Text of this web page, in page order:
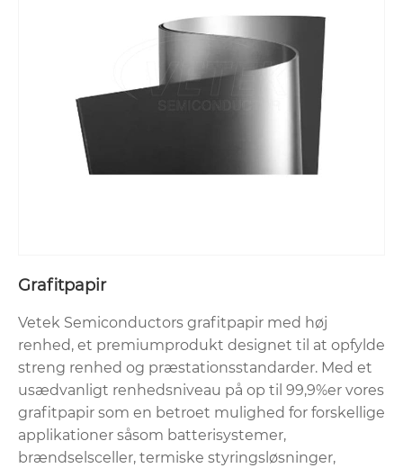
Grafitpapir
Vetek Semiconductors grafitpapir med høj
renhed, et premiumprodukt designet til at opfylde
streng renhed og præstationsstandarder. Med et
usædvanligt renhedsniveau på op til 99,9%er vores
grafitpapir som en betroet mulighed for forskellige
applikationer såsom batterisystemer,
brændselsceller, termiske styringsløsninger,